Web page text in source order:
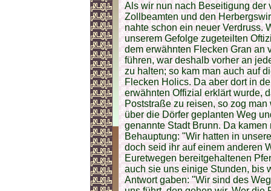
Als wir nun nach Beseitigung
Zollbeamten und den
nahte schon ein neuer Verdruss.
unserem Gefolge zugeteilten
dem erwähnten Flecken Gran an
führen, war deshalb vorher an
zu halten; so kam man auch auf
Flecken Holics. Da aber dort in
erwähnten Offizial erklärt wurde,
Poststraße zu reisen, so zog
über die Dörfer geplanten Weg
genannte Stadt Brunn. Da
Behauptung: "Wir hatten in
doch seid ihr auf einem anderen
Euretwegen bereitgehaltenen
auch sie uns einige Stunden, bis
Antwort gaben: "Wir sind des